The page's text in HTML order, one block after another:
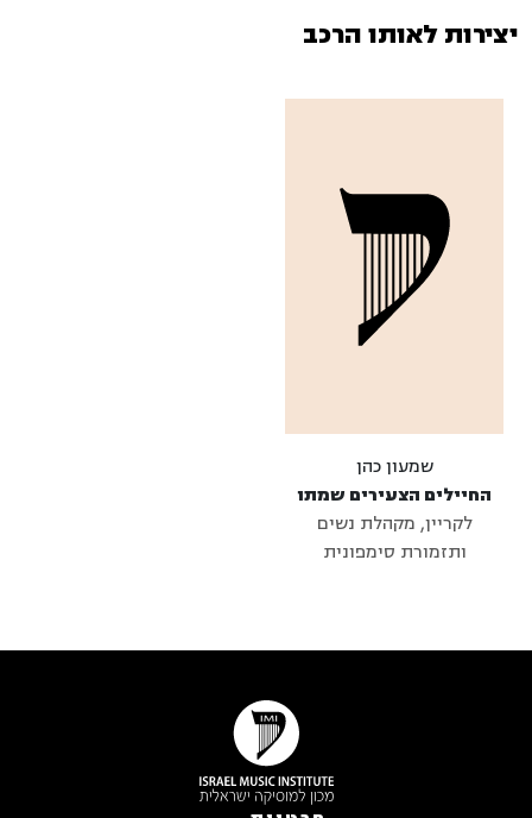
יצירות לאותו הרכב
שמעון כהן
החיילים הצעירים שמתו
לקריין, מקהלת נשים
ותזמורת סימפונית